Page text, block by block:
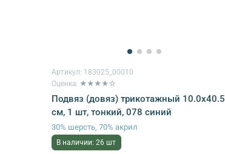
Артикул: 183025_00010
Оценка: ★★★★☆
Подвяз (довяз) трикотажный 10.0х40.5
см, 1 шт, тонкий, 078 синий
30% шерсть, 70% акрил
В наличии: 26 шт